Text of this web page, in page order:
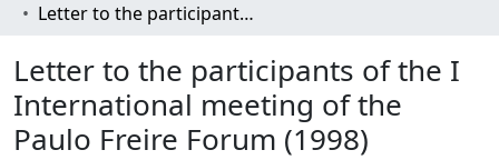
Letter to the participants of the I International meeting of the Paulo Freire Forum (1998)
Letter to the participants of the I
International meeting of the
Paulo Freire Forum (1998)